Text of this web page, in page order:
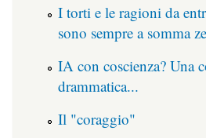
I torti e le ragioni da
sono sempre a somma
IA con coscienza? Una
drammatica...
Il "coraggio"